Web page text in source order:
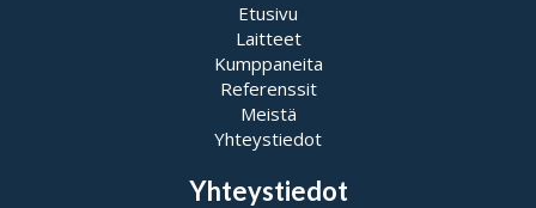
Etusivu
Laitteet
Kumppaneita
Referenssit
Meistä
Yhteystiedot
Yhteystiedot